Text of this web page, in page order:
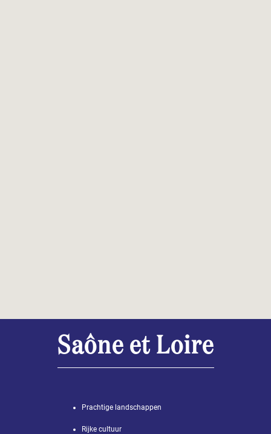
Saône et Loire
Prachtige landschappen
Rijke cultuur